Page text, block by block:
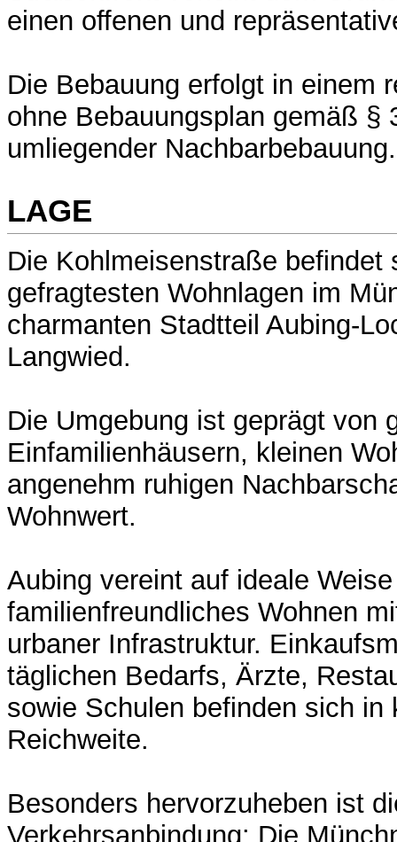
einen offenen und
Die Bebauung erfolgt in einem
ohne Bebauungsplan gemäß §
umliegender Nachbarbebauung.
LAGE
Die Kohlmeisenstraße befindet
gefragtesten Wohnlagen im
charmanten Stadtteil Aubing-
Langwied.
Die Umgebung ist geprägt von
Einfamilienhäusern, kleinen
angenehm ruhigen
Wohnwert.
Aubing vereint auf ideale
familienfreundliches Wohnen
urbaner Infrastruktur.
täglichen Bedarfs, Ärzte,
sowie Schulen befinden sich in
Reichweite.
Besonders hervorzuheben ist
Verkehrsanbindung: Die